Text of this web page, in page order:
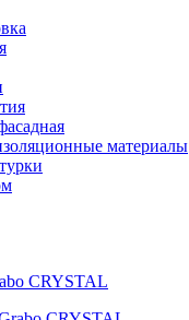
материалы
CRYSTAL